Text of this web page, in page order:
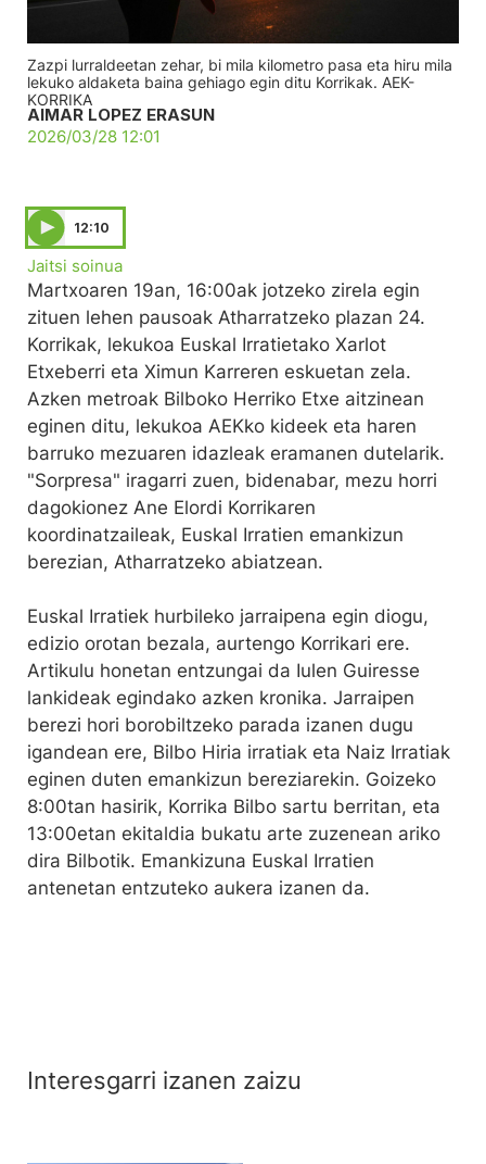
Zazpi lurraldeetan zehar, bi mila kilometro pasa eta hiru mila
lekuko aldaketa baina gehiago egin ditu Korrikak. AEK-
KORRIKA
AIMAR LOPEZ ERASUN
2026/03/28 12:01
12:10
Jaitsi soinua
Martxoaren 19an, 16:00ak jotzeko zirela egin
zituen lehen pausoak Atharratzeko plazan 24.
Korrikak, lekukoa Euskal Irratietako Xarlot
Etxeberri eta Ximun Karreren eskuetan zela.
Azken metroak Bilboko Herriko Etxe aitzinean
eginen ditu, lekukoa AEKko kideek eta haren
barruko mezuaren idazleak eramanen dutelarik.
"Sorpresa" iragarri zuen, bidenabar, mezu horri
dagokionez Ane Elordi Korrikaren
koordinatzaileak, Euskal Irratien emankizun
berezian, Atharratzeko abiatzean.
Euskal Irratiek hurbileko jarraipena egin diogu,
edizio orotan bezala, aurtengo Korrikari ere.
Artikulu honetan entzungai da Iulen Guiresse
lankideak egindako azken kronika. Jarraipen
berezi hori borobiltzeko parada izanen dugu
igandean ere, Bilbo Hiria irratiak eta Naiz Irratiak
eginen duten emankizun bereziarekin. Goizeko
8:00tan hasirik, Korrika Bilbo sartu berritan, eta
13:00etan ekitaldia bukatu arte zuzenean ariko
dira Bilbotik. Emankizuna Euskal Irratien
antenetan entzuteko aukera izanen da.
Interesgarri izanen zaizu